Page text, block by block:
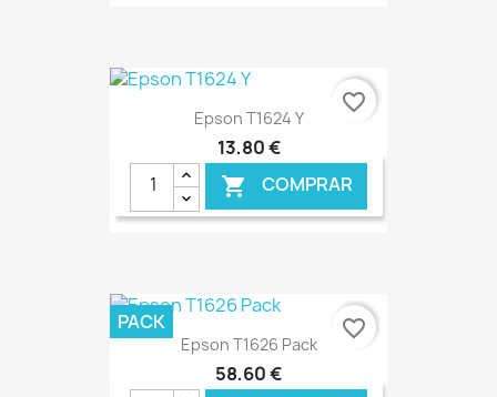
€ ONLINE
Epson T1624 Y
13,80 €
 COMPRAR
€ ONLINE
favorite_border
Epson T1626 Pack
58,60 €
PACK favorite_border